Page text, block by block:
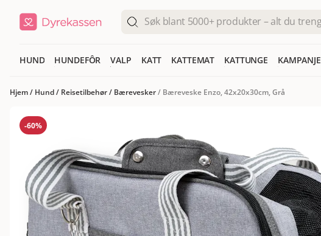
HUND HUNDEFÔR VALP KATT KATTEMAT KATTUNGE KAMPANJE
Hjem/ Hund/ Reisetilbehør/ Bærevesker/ Bæreveske Enzo, 42x20x30cm, Grå
-60%